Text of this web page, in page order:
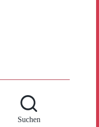
Suchen